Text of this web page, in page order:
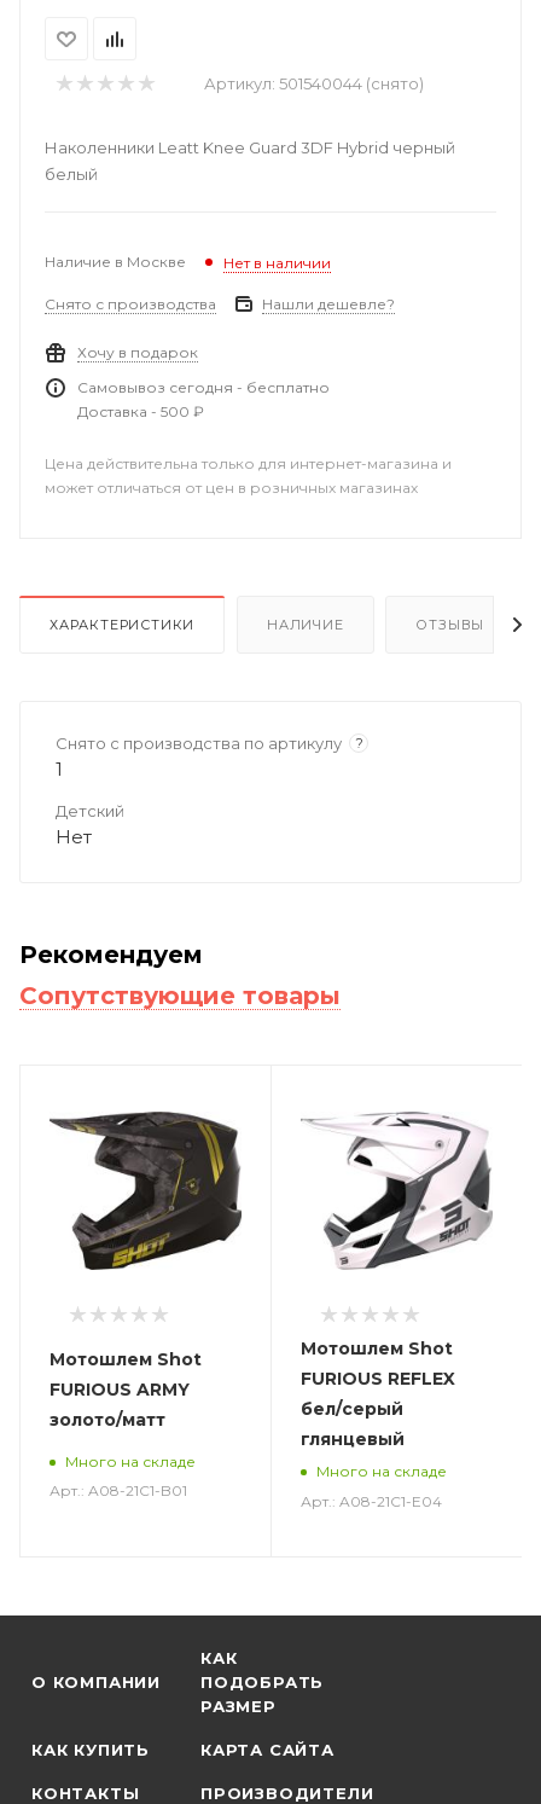
Артикул: 501540044 (снято)
Наколенники Leatt Knee Guard 3DF Hybrid черный
белый
Наличие в Москве Нет в наличии
Снято с производства Нашли дешевле?
Хочу в подарок
Самовывоз сегодня - бесплатно
Доставка - 500 ₽
Цена действительна только для интернет-магазина и
может отличаться от цен в розничных магазинах
ХАРАКТЕРИСТИКИ НАЛИЧИЕ ОТЗЫВЫ
Снято с производства по артикулу ?
1
Детский
Нет
Рекомендуем
Сопутствующие товары
Мотошлем Shot
FURIOUS ARMY
золото/матт
Много на складе
Арт.: A08-21C1-B01
Мотошлем Shot
FURIOUS REFLEX
бел/серый
глянцевый
Много на складе
Арт.: A08-21C1-E04
О КОМПАНИИ
КАК
ПОДОБРАТЬ
РАЗМЕР
КАК КУПИТЬ КАРТА САЙТА
КОНТАКТЫ ПРОИЗВОДИТЕЛИ